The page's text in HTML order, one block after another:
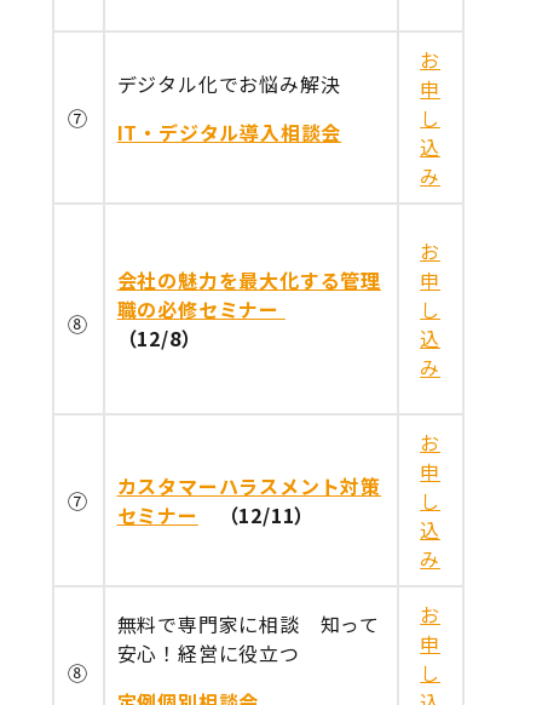
⑦
デジタル化でお悩み解決
IT・デジタル導入相談会
お
申
し
込
み
⑧
会社の魅力を最大化する管理
職の必修セミナー
（12/8）
お
申
し
込
み
⑦
カスタマーハラスメント対策
セミナー
（12/11）
お
申
し
込
み
⑧
無料で専門家に相談 知って
安心！経営に役立つ
お
申
し